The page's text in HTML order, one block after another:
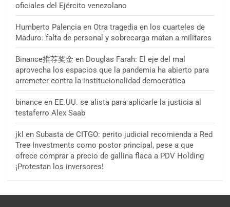
oficiales del Ejército venezolano
Humberto Palencia en Otra tragedia en los cuarteles de
Maduro: falta de personal y sobrecarga matan a militares
Binance推荐奖金 en Douglas Farah: El eje del mal
aprovecha los espacios que la pandemia ha abierto para
arremeter contra la institucionalidad democrática
binance en EE.UU. se alista para aplicarle la justicia al
testaferro Alex Saab
jkl en Subasta de CITGO: perito judicial recomienda a Red
Tree Investments como postor principal, pese a que
ofrece comprar a precio de gallina flaca a PDV Holding
¡Protestan los inversores!